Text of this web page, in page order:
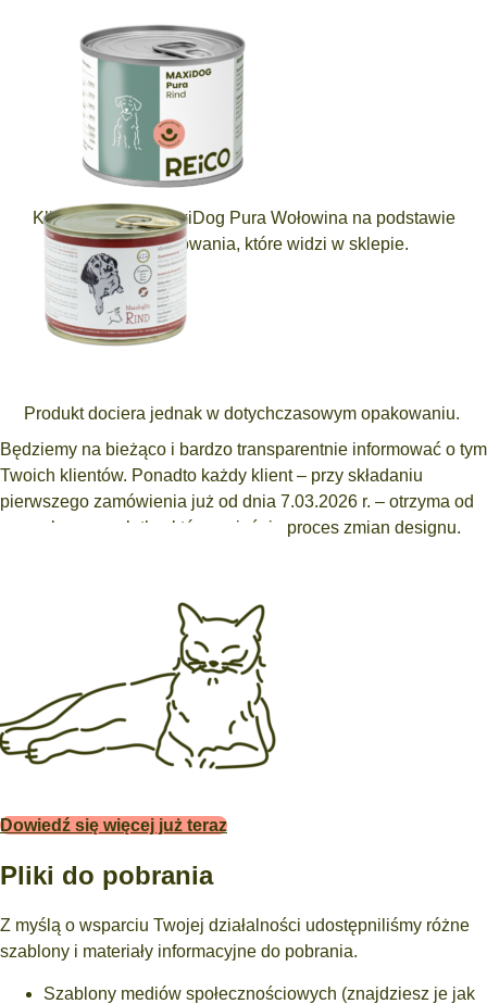
Klient zamawia MaxiDog Pura Wołowina na podstawie
nowego opakowania, które widzi w sklepie.
Produkt dociera jednak w dotychczasowym opakowaniu.
Będziemy na bieżąco i bardzo transparentnie informować o tym
Twoich klientów. Ponadto każdy klient – przy składaniu
pierwszego zamówienia już od dnia 7.03.2026 r. – otrzyma od
nas załączoną ulotkę, która wyjaśnia proces zmian designu.
Dowiedź się więcej już teraz
Pliki do pobrania
Z myślą o wsparciu Twojej działalności udostępniliśmy różne
szablony i materiały informacyjne do pobrania.
Szablony mediów społecznościowych (znajdziesz je jak